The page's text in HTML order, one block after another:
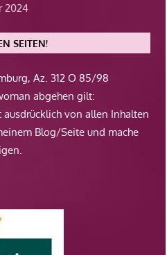
2024
SEITEN!
Az. 312 O 85/98
abgehen gilt:
von allen Inhalten
Blog/Seite und mache